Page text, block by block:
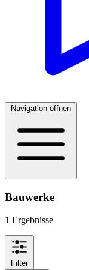
Navigation öffnen
Bauwerke
1 Ergebnisse
Filter